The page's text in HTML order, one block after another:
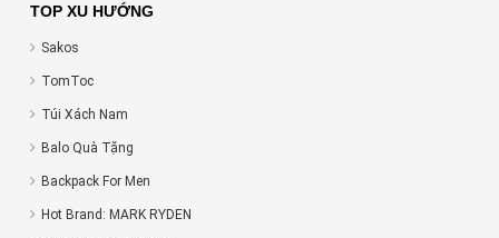
TOP XU HƯỚNG
Sakos
TomToc
Túi Xách Nam
Balo Quà Tặng
Backpack For Men
Hot Brand: MARK RYDEN